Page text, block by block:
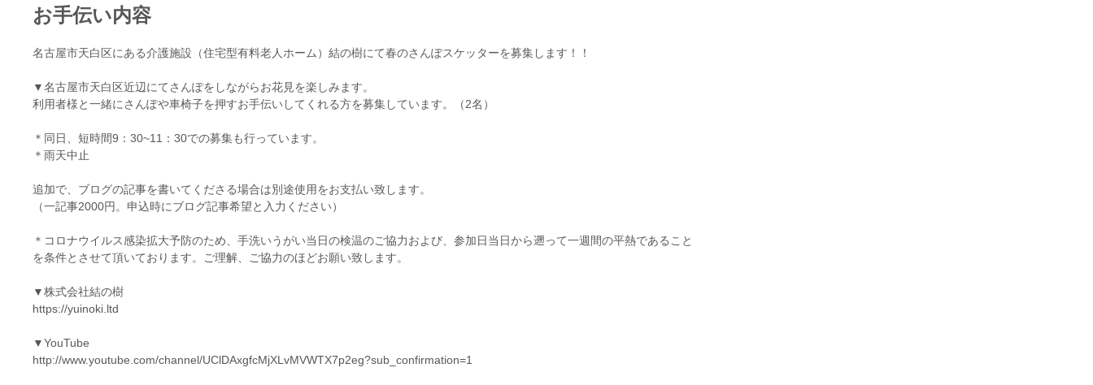
お手伝い内容
名古屋市天白区にある介護施設（住宅型有料老人ホーム）結の樹にて春のさんぽスケッターを募集します！！
▼名古屋市天白区近辺にてさんぽをしながらお花見を楽しみます。
利用者様と一緒にさんぽや車椅子を押すお手伝いしてくれる方を募集しています。（2名）
＊同日、短時間9：30~11：30での募集も行っています。
＊雨天中止
追加で、ブログの記事を書いてくださる場合は別途使用をお支払い致します。
（一記事2000円。申込時にブログ記事希望と入力ください）
＊コロナウイルス感染拡大予防のため、手洗いうがい当日の検温のご協力および、参加日当日から遡って一週間の平熱であること
を条件とさせて頂いております。ご理解、ご協力のほどお願い致します。
▼株式会社結の樹
https://yuinoki.ltd
▼YouTube
http://www.youtube.com/channel/UClDAxgfcMjXLvMVWTX7p2eg?sub_confirmation=1